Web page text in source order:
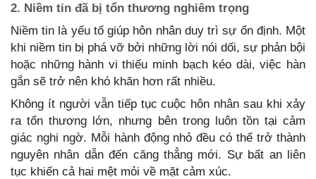
2. Niềm tin đã bị tổn thương nghiêm trọng
Niềm tin là yếu tố giúp hôn nhân duy trì sự ổn định. Một
khi niềm tin bị phá vỡ bởi những lời nói dối, sự phản bội
hoặc những hành vi thiếu minh bạch kéo dài, việc hàn
gắn sẽ trở nên khó khăn hơn rất nhiều.
Không ít người vẫn tiếp tục cuộc hôn nhân sau khi xảy
ra tổn thương lớn, nhưng bên trong luôn tồn tại cảm
giác nghi ngờ. Mỗi hành động nhỏ đều có thể trở thành
nguyên nhân dẫn đến căng thẳng mới. Sự bất an liên
tục khiến cả hai mệt mỏi về mặt cảm xúc.